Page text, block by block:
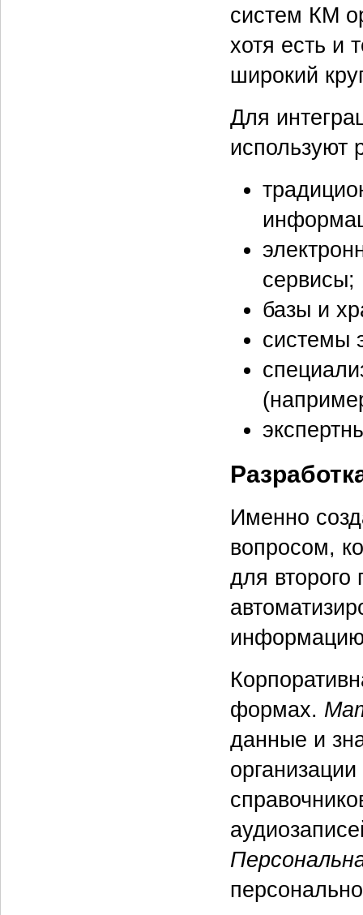
систем КМ
хотя есть и
широкий
Для
используют
сервисы;
базы и
системы
Именно
вопросом,
для второго
формах.
данные и